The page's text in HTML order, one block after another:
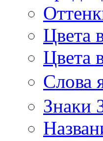
Цвета
Цвета
Слова
Знаки